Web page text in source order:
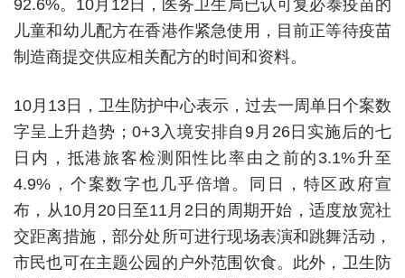
92.6%。10月12日，医务卫生局已认可复必泰疫苗的
儿童和幼儿配方在香港作紧急使用，目前正等待疫苗
制造商提交供应相关配方的时间和资料。
10月13日，卫生防护中心表示，过去一周单日个案数
字呈上升趋势；0+3入境安排自9月26日实施后的七
日内，抵港旅客检测阳性比率由之前的3.1%升至
4.9%，个案数字也几乎倍增。同日，特区政府宣
布，从10月20日至11月2日的周期开始，适度放宽社
交距离措施，部分处所可进行现场表演和跳舞活动，
市民也可在主题公园的户外范围饮食。此外，卫生防